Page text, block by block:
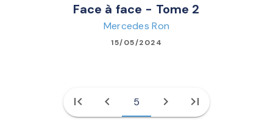
Face à face - Tome 2
Mercedes Ron
15/05/2024
first_page chevron_left 5 chevron_right last_page